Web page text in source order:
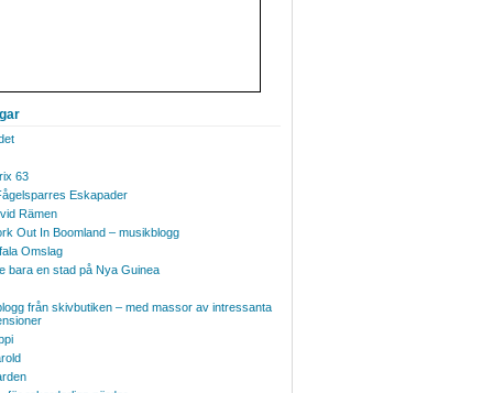
63
Eskapader
Rämen
Out In Boomland – musikblogg
Omslag
bara en stad på Nya Guinea
från skivbutiken – med massor av intressanta